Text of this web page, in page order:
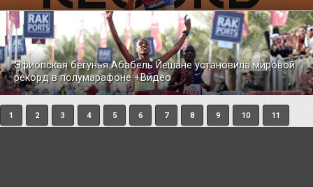
Эфиопская бегунья Абабель Йешане установила мировой
рекорд в полумарафоне +Видео
1 2 3 4 5 6 7 8 9 10 11